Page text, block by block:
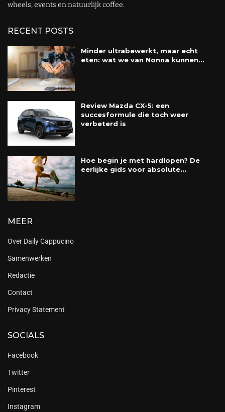
wheels, events en natuurlijk coffee.
RECENT POSTS
Minder ultrabewerkt, maar echt
eten: wat we van Nonna kunnen...
Review Mazda CX-5: een
succesformule die toch weer
verbeterd is
Hoe begin je met hardlopen? De
eerlijke gids voor absolute...
MEER
Over Daily Cappucino
Samenwerken
Redactie
Contact
Privacy Statement
SOCIALS
Facebook
Twitter
Pinterest
Instagram